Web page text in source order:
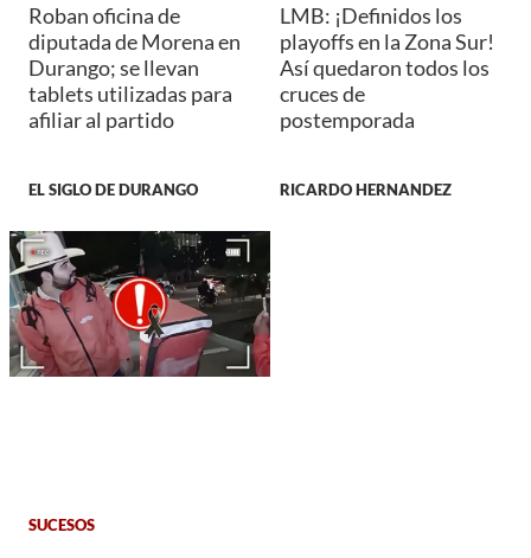
Roban oficina de
diputada de Morena en
Durango; se llevan
tablets utilizadas para
afiliar al partido
EL SIGLO DE DURANGO
LMB: ¡Definidos los
playoffs en la Zona Sur!
Así quedaron todos los
cruces de
postemporada
RICARDO HERNANDEZ
SUCESOS